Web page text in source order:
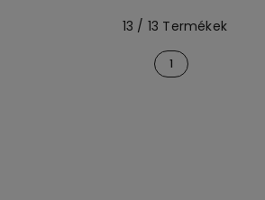
13 / 13 Termékek
1